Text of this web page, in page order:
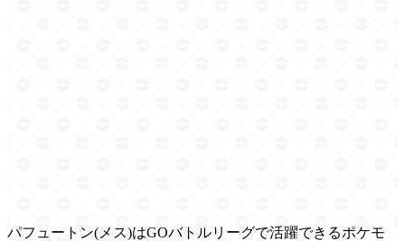
パフュートン(メス)はGOバトルリーグで活躍できるポケモ